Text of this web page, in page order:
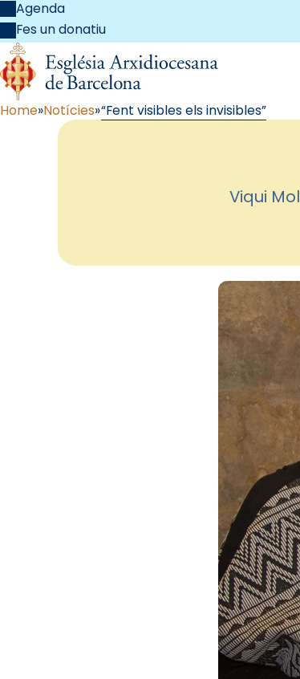
Agenda
Fes un donatiu
Home Notícies “Fent visibles els invisibles”
Viqui